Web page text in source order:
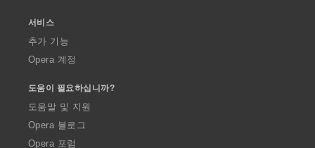
서비스
추가 기능
Opera 계정
도움이 필요하십니까?
도움말 및 지원
Opera 블로그
Opera 포럼